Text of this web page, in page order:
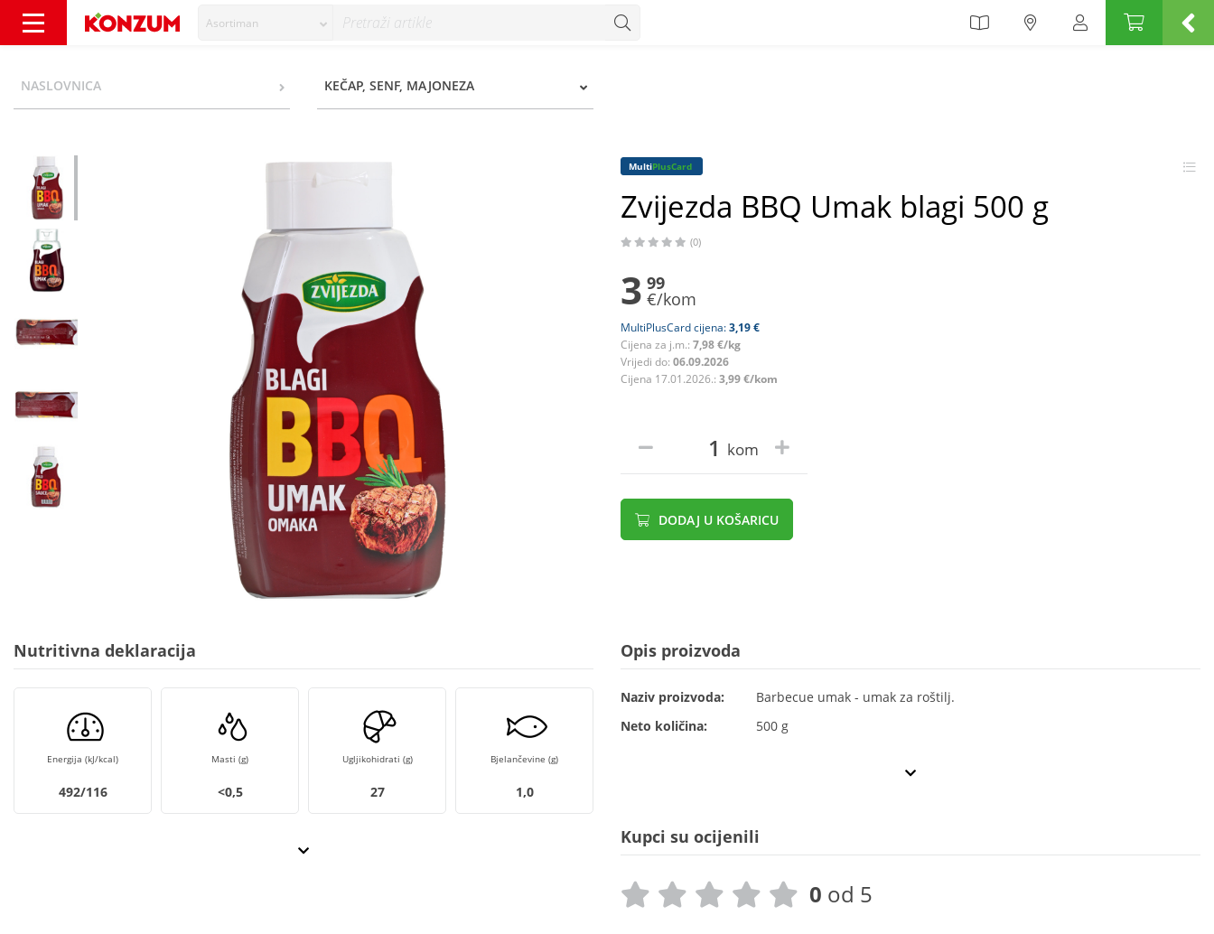
Asortiman
NASLOVNICA KEČAP, SENF, MAJONEZA
MultiPlusCard
Zvijezda BBQ Umak blagi 500 g
(0)
3 99
€/kom
MultiPlusCard cijena:3,19 €
Cijena za j.m.: 7,98 €/kg
Vrijedi do: 06.09.2026
Cijena 17.01.2026.: 3,99 €/kom
kom
DODAJ U KOŠARICU
Nutritivna deklaracija
Energija (kJ/kcal)
492/116
Masti (g)
<0,5
Ugljikohidrati (g)
27
Bjelančevine (g)
1,0
Opis proizvoda
Naziv proizvoda:
Barbecue umak - umak za roštilj.
Neto količina:
500 g
Kupci su ocijenili
0 od 5